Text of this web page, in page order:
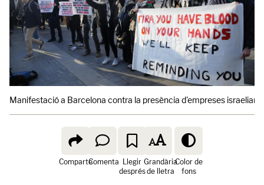
Manifestació a Barcelona contra la presència d'empreses
ComparteComenta Llegir
després
Grandària
de lletra
Color de
fons